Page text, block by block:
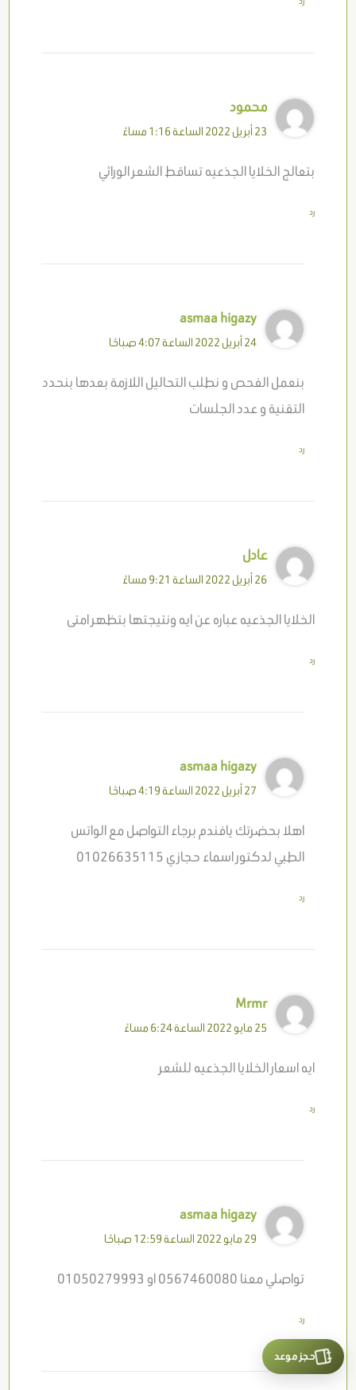
محمود
23 أبريل 2022 الساعة 1:16 مساءً
بتعالج الخلايا الجذعيه تساقط الشعر الوراثي
رد
asmaa higazy
24 أبريل 2022 الساعة 4:07 صباحًا
بنعمل الفحص و نطلب التحاليل اللازمة بعدها بنحدد
التقنية و عدد الجلسات
رد
عادل
26 أبريل 2022 الساعة 9:21 مساءً
الخلايا الجذعيه عباره عن ايه ونتيجتها بتظهر امتى
رد
asmaa higazy
27 أبريل 2022 الساعة 4:19 صباحًا
اهلا بحضرتك يافندم برجاء التواصل مع الواتس
الطبي لدكتور اسماء حجازي 01026635115
رد
Mrmr
25 مايو 2022 الساعة 6:24 مساءً
ايه اسعار الخلايا الجذعيه للشعر
رد
asmaa higazy
29 مايو 2022 الساعة 12:59 صباحًا
تواصلي معنا 0567460080 او 01050279993
رد
حجز موعد